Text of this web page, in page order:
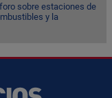
sobre estaciones de
y la